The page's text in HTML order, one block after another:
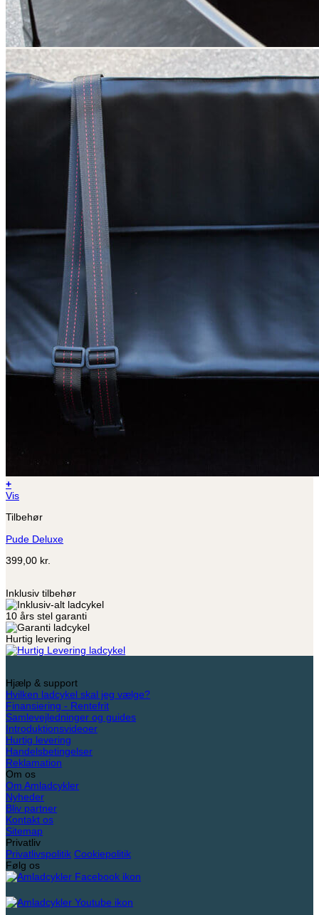
+
Vis
Tilbehør
Pude Deluxe
399,00 kr.
Inklusiv tilbehør
10 års stel garanti
Hurtig levering
Hjælp & support
Hvilken ladcykel skal jeg vælge?
Finansiering - Rentefrit
Samlevejledninger og guides
Introduktionsvideoer
Hurtig levering
Handelsbetingelser
Reklamation
Om os
Om Amladcykler
Nyheder
Bliv partner
Kontakt os
Sitemap
Privatliv
Privatlivspolitik Cookiepolitik
Følg os